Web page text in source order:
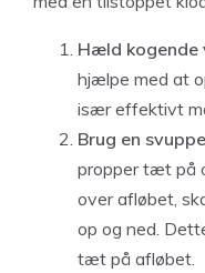
Hæld kogende
hjælpe med at
især effektivt
Brug en
propper tæt på
over afløbet,
op og ned.
tæt på afløbet.